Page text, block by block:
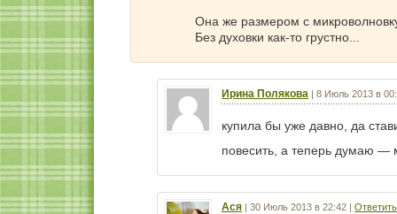
Она же размером с
Без духовки как-то грустно...
Ирина Полякова | 8 Июль 2013 в
купила бы уже давно, да
повесить, а теперь думаю —
Ася | 30 Июль 2013 в 22:42 | Ответить